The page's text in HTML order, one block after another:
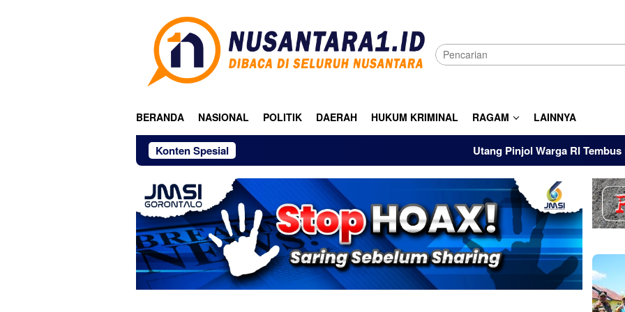
BERANDA NASIONAL POLITIK DAERAH HUKUM KRIMINAL RAGAM LAINNYA
Konten Spesial Utang Pinjol Warga RI Tembus Rp105